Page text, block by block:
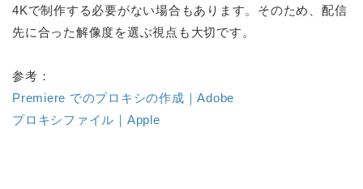
4Kで制作する必要がない場合もあります。そのため、配信
先に合った解像度を選ぶ視点も大切です。
参考：
Premiere でのプロキシの作成｜Adobe
プロキシファイル｜Apple